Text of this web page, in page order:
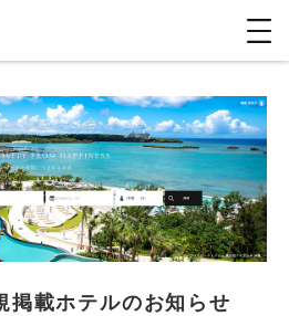
掲載ホテルのお知らせ